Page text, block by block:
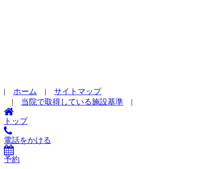
| ホーム | サイトマップ
| 当院で取得している施設基準 |
トップ
電話をかける
予約